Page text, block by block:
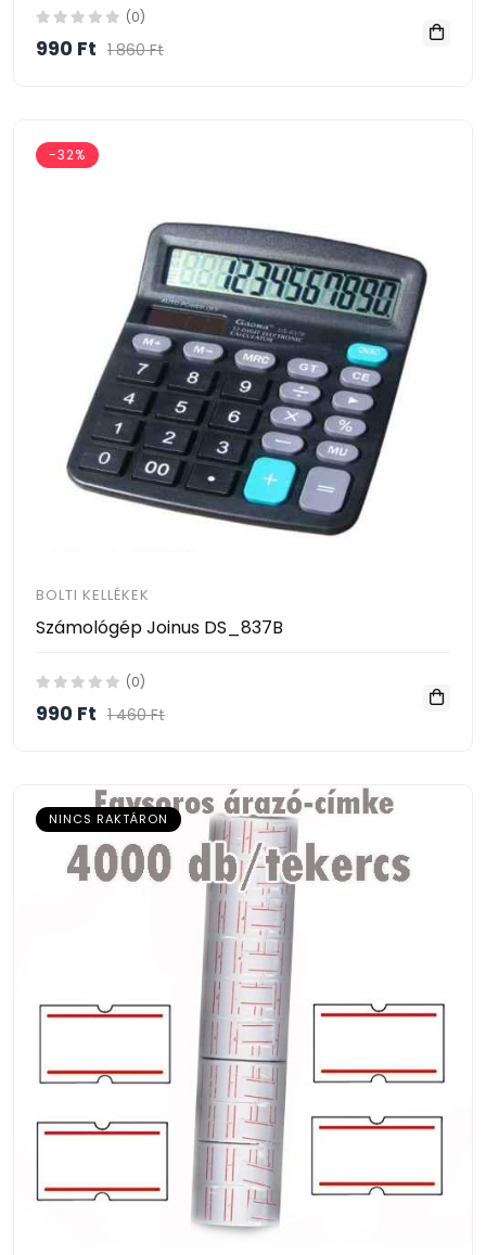
(0)
990 Ft 1 860 Ft
-32%
BOLTI KELLÉKEK
Számológép Joinus DS_837B
(0)
990 Ft 1 460 Ft
NINCS RAKTÁRON